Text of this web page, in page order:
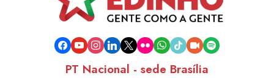
facebook
youtubeinstagram
linkedin
x flickrwhatsapp
tiktokvideo-spotify
PT Nacional - sede Brasília